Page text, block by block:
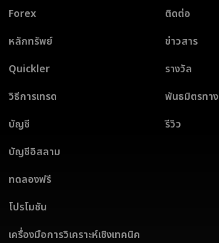
Forex
หลักทรัพย์
Quickler
วิธีการเทรด
บัญชี
บัญชีอิสลาม
ทดลองฟรี
โปรโมชัน
เครื่องมือการวิเคราะห์เชิงเทคนิค
ติดต่อ
ข่าวสาร
รางวัล
พันธมิตรทา
รีวิว